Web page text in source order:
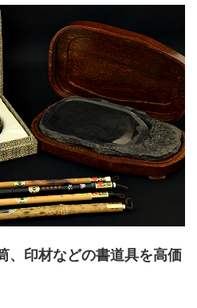
、印材などの書道具を高価